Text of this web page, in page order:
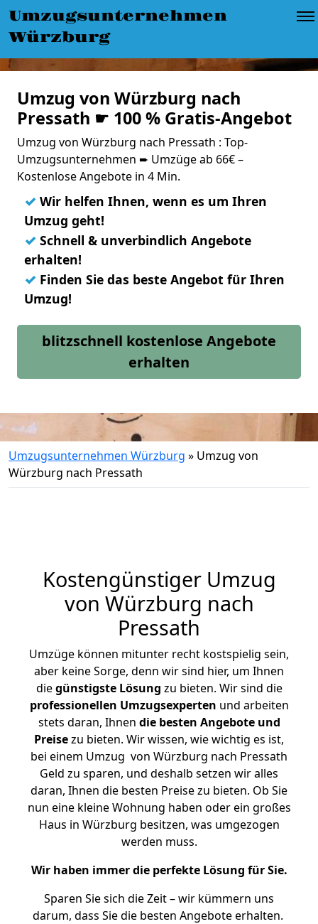
Umzugsunternehmen
Würzburg
Umzug von Würzburg nach
Pressath ☛ 100 % Gratis-Angebot
Umzug von Würzburg nach Pressath : Top-
Umzugsunternehmen ➨ Umzüge ab 66€ –
Kostenlose Angebote in 4 Min.
✓ Wir helfen Ihnen, wenn es um Ihren
Umzug geht!
✓ Schnell & unverbindlich Angebote
erhalten!
✓ Finden Sie das beste Angebot für Ihren
Umzug!
blitzschnell kostenlose Angebote
erhalten
Umzugsunternehmen Würzburg » Umzug von
Würzburg nach Pressath
Kostengünstiger Umzug
von Würzburg nach
Pressath
Umzüge können mitunter recht kostspielig sein,
aber keine Sorge, denn wir sind hier, um Ihnen
diegünstigste Lösung zu bieten. Wir sind die
professionellen Umzugsexperten und arbeiten
stets daran, Ihnen die besten Angebote und
Preisezu bieten. Wir wissen, wie wichtig es ist,
bei einem Umzug von Würzburg nach Pressath
Geld zu sparen, und deshalb setzen wir alles
daran, Ihnen die besten Preise zu bieten. Ob Sie
nun eine kleine Wohnung haben oder ein großes
Haus in Würzburg besitzen, was umgezogen
werden muss.
Wir haben immer die perfekte Lösung für Sie.
Sparen Sie sich die Zeit – wir kümmern uns
darum, dass Sie die besten Angebote erhalten.